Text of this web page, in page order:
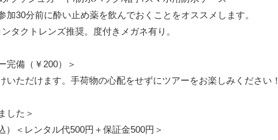
30分前に酔い止め薬を飲んでおくことをオススメします。
タクトレンズ推奨。度付きメガネ有り。
完備（￥200）＞
いただけます。手荷物の心配をせずにツアーをお楽しみください！
した＞
）＜レンタル代500円＋保証金500円＞